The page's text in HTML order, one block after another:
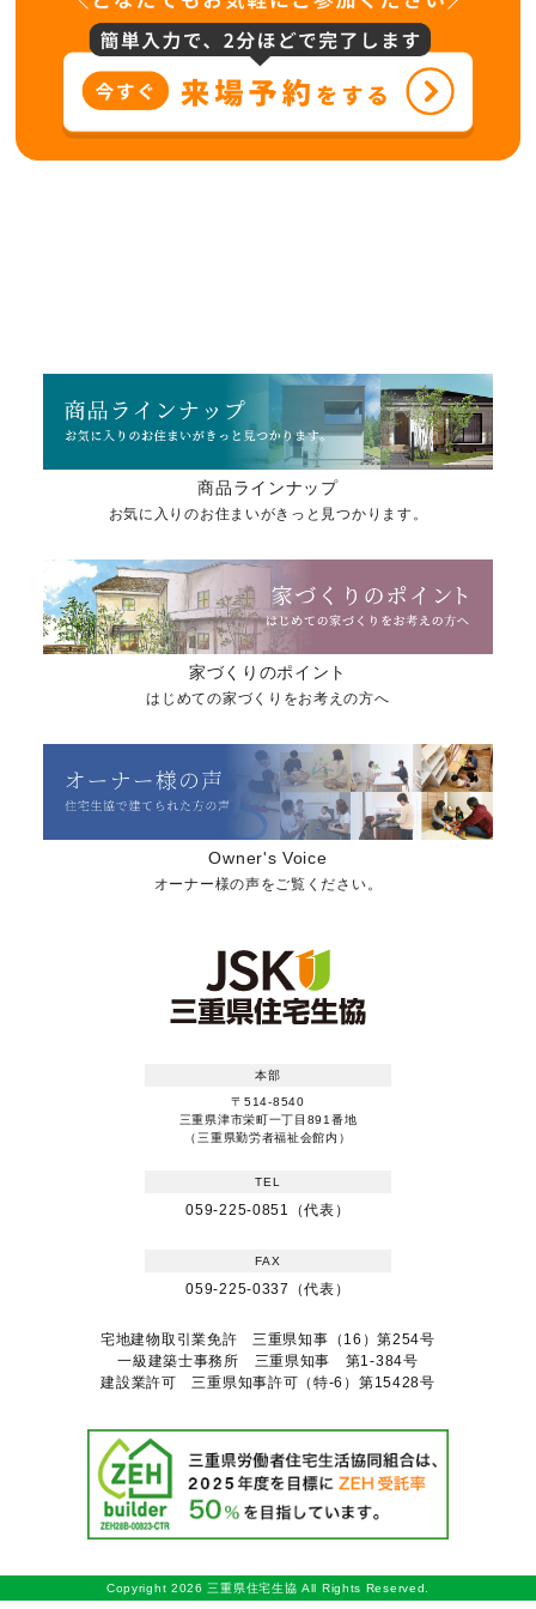
商品ラインナップ
お気に入りのお住まいがきっと見つかります。
家づくりのポイント
はじめての家づくりをお考えの方へ
Owner's Voice
オーナー様の声をご覧ください。
本部
〒514-8540
三重県津市栄町一丁目891番地
（三重県勤労者福祉会館内）
TEL
059-225-0851（代表）
FAX
059-225-0337（代表）
宅地建物取引業免許 三重県知事（16）第254号
一級建築士事務所 三重県知事 第1-384号
建設業許可 三重県知事許可（特-6）第15428号
Copyright 2026 三重県住宅生協 All Rights Reserved.